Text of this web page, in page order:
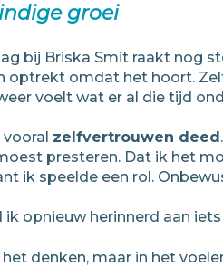
groei
bij Briska Smit raakt nog
optrekt omdat het hoort.
voelt wat er al die tijd
zelfvertrouwen deed
presteren. Dat ik het
ik speelde een rol.
opnieuw herinnerd aan
denken, maar in het